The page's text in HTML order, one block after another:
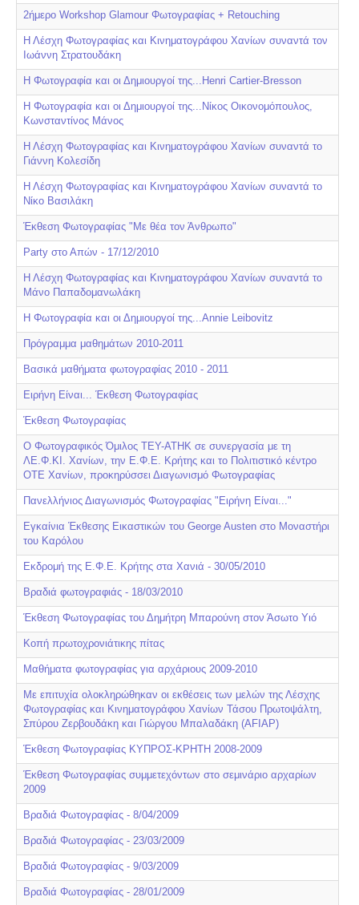
2ήμερο Workshop Glamour Φωτογραφίας + Retouching
Η Λέσχη Φωτογραφίας και Κινηματογράφου Χανίων συναντά τον
Ιωάννη Στρατουδάκη
H Φωτογραφία και οι Δημιουργοί της...Henri Cartier-Bresson
H Φωτογραφία και οι Δημιουργοί της...Νίκος Οικονομόπουλος,
Κωνσταντίνος Μάνος
Η Λέσχη Φωτογραφίας και Κινηματογράφου Χανίων συναντά το
Γιάννη Κολεσίδη
Η Λέσχη Φωτογραφίας και Κινηματογράφου Χανίων συναντά το
Νίκο Βασιλάκη
Έκθεση Φωτογραφίας "Με θέα τον Άνθρωπο"
Party στο Απών - 17/12/2010
Η Λέσχη Φωτογραφίας και Κινηματογράφου Χανίων συναντά το
Μάνο Παπαδομανωλάκη
Η Φωτογραφία και οι Δημιουργοί της...Annie Leibovitz
Πρόγραμμα μαθημάτων 2010-2011
Βασικά μαθήματα φωτογραφίας 2010 - 2011
Ειρήνη Είναι... Έκθεση Φωτογραφίας
Έκθεση Φωτογραφίας
Ο Φωτογραφικός Όμιλος ΤΕΥ-ΑΤΗΚ σε συνεργασία με τη
ΛΕ.Φ.ΚΙ. Χανίων, την Ε.Φ.Ε. Κρήτης και το Πολιτιστικό κέντρο
ΟΤΕ Χανίων, προκηρύσσει Διαγωνισμό Φωτογραφίας
Πανελλήνιος Διαγωνισμός Φωτογραφίας "Ειρήνη Είναι..."
Εγκαίνια Έκθεσης Εικαστικών του George Austen στο Μοναστήρι
του Καρόλου
Εκδρομή της Ε.Φ.Ε. Κρήτης στα Χανιά - 30/05/2010
Βραδιά φωτογραφιάς - 18/03/2010
Έκθεση Φωτογραφίας του Δημήτρη Μπαρούνη στον Άσωτο Υιό
Κοπή πρωτοχρονιάτικης πίτας
Μαθήματα φωτογραφίας για αρχάριους 2009-2010
Με επιτυχία ολοκληρώθηκαν οι εκθέσεις των μελών της Λέσχης
Φωτογραφίας και Κινηματογράφου Χανίων Τάσου Πρωτοψάλτη,
Σπύρου Ζερβουδάκη και Γιώργου Μπαλαδάκη (AFIAP)
Έκθεση Φωτογραφίας ΚΥΠΡΟΣ-ΚΡΗΤΗ 2008-2009
Έκθεση Φωτογραφίας συμμετεχόντων στο σεμινάριο αρχαρίων
2009
Βραδιά Φωτογραφίας - 8/04/2009
Βραδιά Φωτογραφίας - 23/03/2009
Βραδιά Φωτογραφίας - 9/03/2009
Βραδιά Φωτογραφίας - 28/01/2009